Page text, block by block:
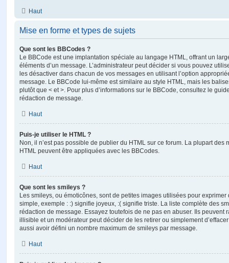
Haut
Mise en forme et types de sujets
Que sont les BBCodes ?
Le BBCode est une implantation spéciale au langage HTML, offrant un
éléments d’un message. L’administrateur peut décider si vous pouvez
les désactiver dans chacun de vos messages en utilisant l’option
message. Le BBCode lui-même est similaire au style HTML, mais les
plutôt que < et >. Pour plus d’informations sur le BBCode, consultez le
rédaction de message.
Haut
Puis-je utiliser le HTML ?
Non, il n’est pas possible de publier du HTML sur ce forum. La plupart des
HTML peuvent être appliquées avec les BBCodes.
Haut
Que sont les smileys ?
Les smileys, ou émoticônes, sont de petites images utilisées pour
simple, exemple : :) signifie joyeux, :( signifie triste. La liste complète des
rédaction de message. Essayez toutefois de ne pas en abuser. Ils peuvent
illisible et un modérateur peut décider de les retirer ou simplement
aussi avoir défini un nombre maximum de smileys par message.
Haut